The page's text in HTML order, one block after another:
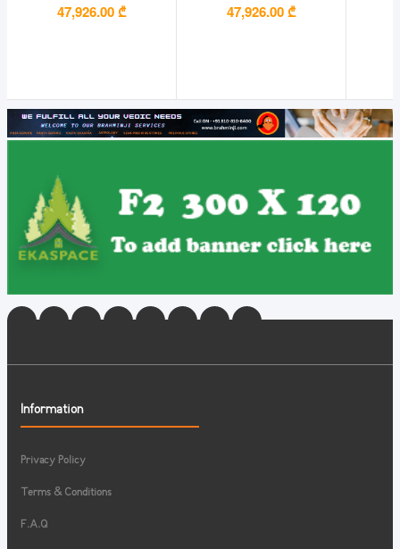
47,926.00 ₾ 47,926.00 ₾
Information
Privacy Policy
Terms & Conditions
F.A.Q